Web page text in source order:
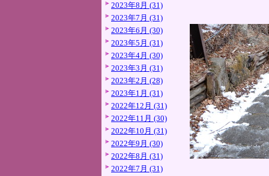
2023年8月 (31)
2023年7月 (31)
2023年6月 (30)
2023年5月 (31)
2023年4月 (30)
2023年3月 (31)
2023年2月 (28)
2023年1月 (31)
2022年12月 (31)
2022年11月 (30)
2022年10月 (31)
2022年9月 (30)
2022年8月 (31)
2022年7月 (31)